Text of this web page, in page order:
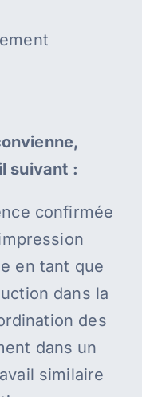
suivant :
confirmée
en tant que
dans la
des
dans un
similaire